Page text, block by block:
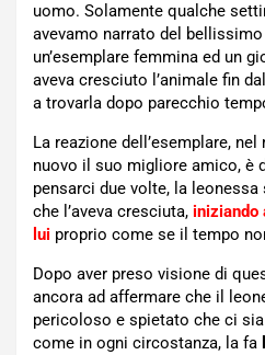
uomo. Solamente qualche
avevamo narrato del
un’esemplare femmina ed un
aveva cresciuto l’animale fin
a trovarla dopo parecchio
La reazione dell’esemplare,
nuovo il suo migliore amico, è
pensarci due volte, la
che l’aveva cresciuta, iniziando
lui proprio come se il tempo
Dopo aver preso visione di
ancora ad affermare che il
pericoloso e spietato che ci
come in ogni circostanza, la fa